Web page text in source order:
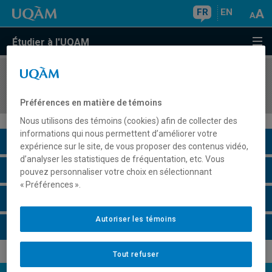
FR EN
Étudier à l'UQAM
COURS//
Description du cours
Horaire - Été 2026
Préférences en matière de témoins
Nous utilisons des témoins (cookies) afin de collecter des
informations qui nous permettent d’améliorer votre
expérience sur le site, de vous proposer des contenus vidéo,
d’analyser les statistiques de fréquentation, etc. Vous
pouvez personnaliser votre choix en sélectionnant
« Préférences ».
Tout refuser
Autoriser les témoins